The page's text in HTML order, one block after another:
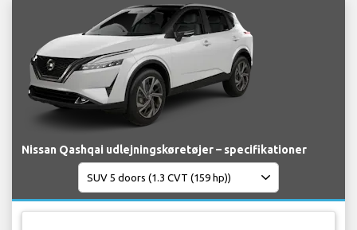
Nissan Qashqai udlejningskøretøjer – specifikationer